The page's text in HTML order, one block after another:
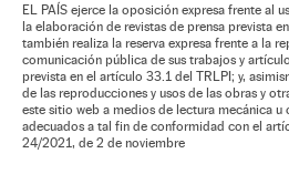
EL PAÍS ejerce la oposición expresa frente al
la elaboración de revistas de prensa prevista
también realiza la reserva expresa frente a la
comunicación pública de sus trabajos y
prevista en el artículo 33.1 del TRLPI; y,
de las reproducciones y usos de las obras y
este sitio web a medios de lectura mecánica u
adecuados a tal fin de conformidad con el
24/2021, de 2 de noviembre